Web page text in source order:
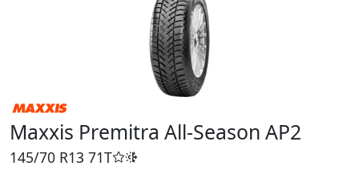
Maxxis Premitra All-Season AP2
145/70 R13 71T